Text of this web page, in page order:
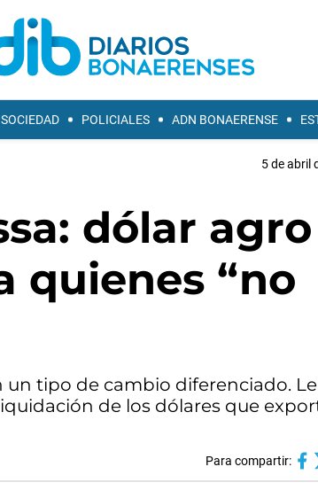
SOCIEDAD POLICIALES ADN BONAERENSE
5 de abril
dólar
quienes “no
un tipo de cambio diferenciado.
de los dólares que
Para compartir: